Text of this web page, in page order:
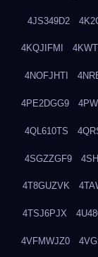
4JS349D2
4KQJIFMI
4NOFJHTI
4PE2DGG9
4QL610TS
4SGZZGF9
4T8GUZVK
4TSJ6PJX
4VFMWJZ0